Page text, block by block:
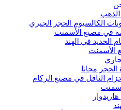
الكالسيوم الحجر الجيري
في مصنع الأسمنت
الحديد في الهند
الأسمنت
مجانا
الناقل في مصنع الركام